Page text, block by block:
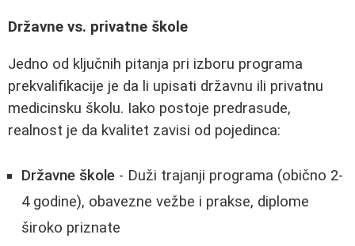
Državne vs. privatne škole
Jedno od ključnih pitanja pri izboru programa
prekvalifikacije je da li upisati državnu ili privatnu
medicinsku školu. Iako postoje predrasude,
realnost je da kvalitet zavisi od pojedinca:
Državne škole - Duži trajanji programa (obično 2-
4 godine), obavezne vežbe i prakse, diplome
široko priznate